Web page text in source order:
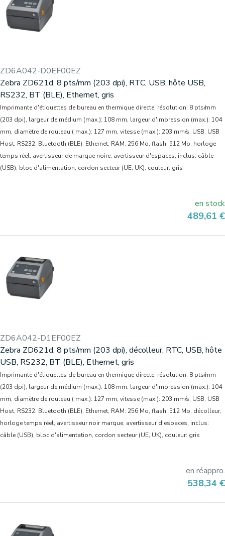
ZD6A042-D0EF00EZ
Zebra ZD621d, 8 pts/mm (203 dpi), RTC, USB, hôte USB,
RS232, BT (BLE), Ethernet, gris
Imprimante d'étiquettes de bureau en thermique directe, résolution: 8 pts/mm
(203 dpi), largeur de médium (max.): 108 mm, largeur d'impression (max.): 104
mm, diamètre de rouleau ( max.): 127 mm, vitesse (max.): 203 mm/s, USB, USB
Host, RS232, Bluetooth (BLE), Ethernet, RAM: 256 Mo, flash: 512 Mo, horloge
temps réel, avertisseur de marque noire, avertisseur d'espaces, inclus: câble
(USB), bloc d'alimentation, cordon secteur (UE, UK), couleur: gris
en stock
Prix
489,61 €
ZD6A042-D1EF00EZ
Zebra ZD621d, 8 pts/mm (203 dpi), décolleur, RTC, USB, hôte
USB, RS232, BT (BLE), Ethernet, gris
Imprimante d'étiquettes de bureau en thermique directe, résolution: 8 pts/mm
(203 dpi), largeur de médium (max.): 108 mm, largeur d'impression (max.): 104
mm, diamètre de rouleau ( max.): 127 mm, vitesse (max.): 203 mm/s, USB, USB
Host, RS232, Bluetooth (BLE), Ethernet, RAM: 256 Mo, flash: 512 Mo, décolleur,
horloge temps réel, avertisseur noir marque, avertisseur d'espaces, inclus:
câble (USB), bloc d'alimentation, cordon secteur (UE, UK), couleur: gris
en réappro.
Prix
538,34 €